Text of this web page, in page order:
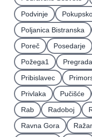
Podvinje
Poljanica Bistranska
Poreč
Posedarje
Požega1
Pregrada
Pribislavec
Privlaka
Pučišće
Rab
Radoboj
Ravna Gora